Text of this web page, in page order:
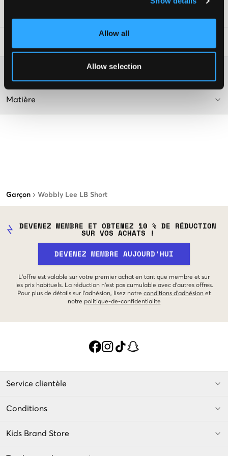
Allow all
Allow selection
Garçon Wobbly Lee LB Short
Plus d'informations sur les instructions de lavage
Matière
DEVENEZ MEMBRE ET OBTENEZ 10 % DE RÉDUCTION
SUR VOS ACHATS !
DEVENEZ MEMBRE AUJOURD'HUI
L'offre est valable sur votre premier achat en tant que membre et sur
les prix habituels. La réduction n'est pas cumulable avec d'autres offres.
Pour plus de détails sur l'adhésion, lisez notre conditions d'adhésion et
notre politique-de-confidentialite
Service clientèle
Conditions
Kids Brand Store